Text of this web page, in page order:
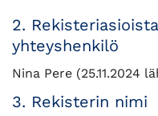
2.
yhteyshenkilö
Nina Pere (25.11.2024
3. Rekisterin nimi